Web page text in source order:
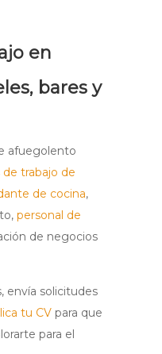
en
bares y
afuegolento
trabajo de
de cocina,
personal de
de negocios
envía solicitudes
tu CV para que
para el